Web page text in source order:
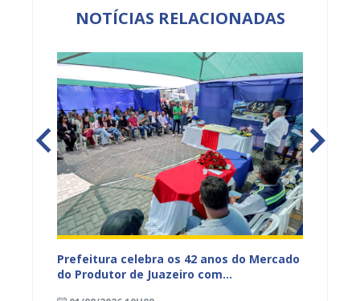
NOTÍCIAS RELACIONADAS
Prefeitura celebra os 42 anos do Mercado
do Produtor de Juazeiro com